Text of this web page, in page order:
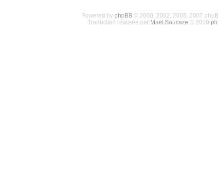
Powered by phpBB© 2000, 2002, 2005, 2007
Traduction réalisée par Maël Soucaze © 2010